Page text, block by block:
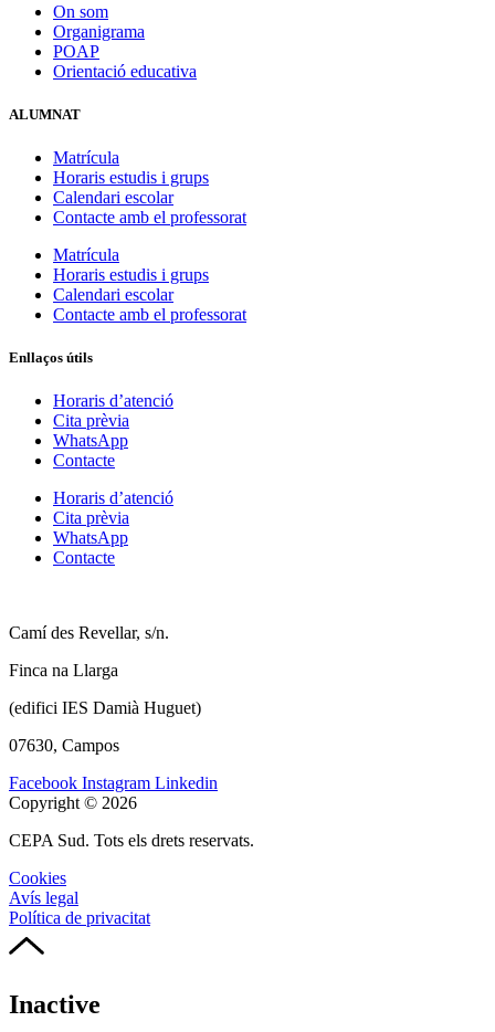
On som
Organigrama
POAP
Orientació educativa
ALUMNAT
Matrícula
Horaris estudis i grups
Calendari escolar
Contacte amb el professorat
Matrícula
Horaris estudis i grups
Calendari escolar
Contacte amb el professorat
Enllaços útils
Horaris d’atenció
Cita prèvia
WhatsApp
Contacte
Horaris d’atenció
Cita prèvia
WhatsApp
Contacte
Camí des Revellar, s/n.
Finca na Llarga
(edifici IES Damià Huguet)
07630, Campos
Facebook Instagram Linkedin
Copyright © 2026
CEPA Sud. Tots els drets reservats.
Cookies
Avís legal
Política de privacitat
Inactive